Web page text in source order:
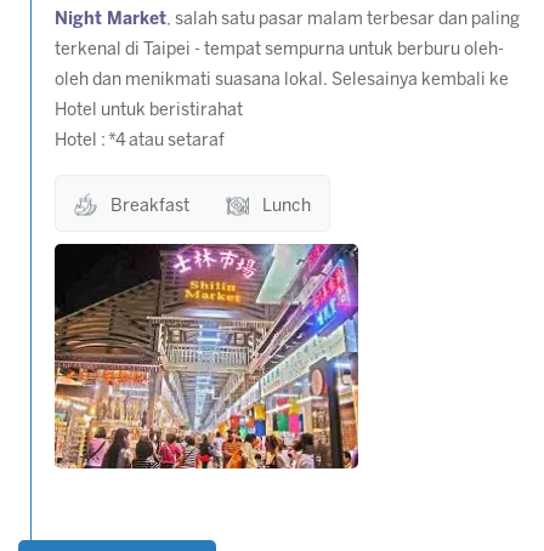
Night Market, salah satu pasar malam terbesar dan paling
terkenal di Taipei - tempat sempurna untuk berburu oleh-
oleh dan menikmati suasana lokal. Selesainya kembali ke
Hotel untuk beristirahat
Hotel : *4 atau setaraf
Breakfast Lunch